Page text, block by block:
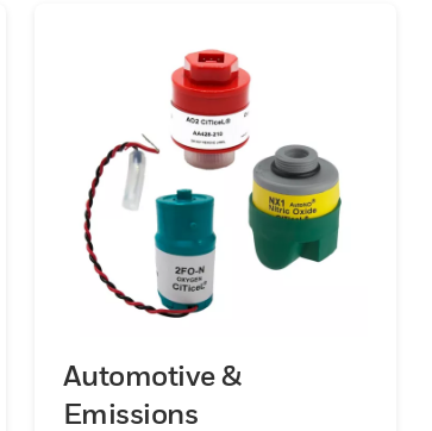
Automotive &
Emissions